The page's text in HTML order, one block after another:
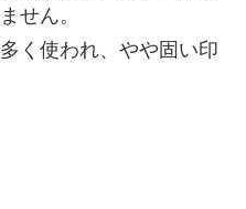
せん。
く使われ、やや固い印